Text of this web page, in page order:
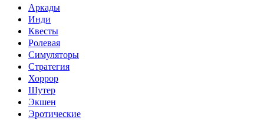
Аркады
Инди
Квесты
Ролевая
Симуляторы
Стратегия
Хоррор
Шутер
Экшен
Эротические